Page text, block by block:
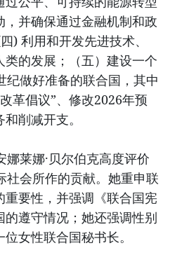
并确保通过金融机制和政
) 利用和开发先进技术、
类的发展；（五）建设一个
纪做好准备的联合国，其中
革倡议”、修改2026年预
削减开支。
莱娜·贝尔伯克高度评价
社会所作的贡献。她重申联
要性，并强调《联合国宪
遵守情况；她还强调性别
女性联合国秘书长。